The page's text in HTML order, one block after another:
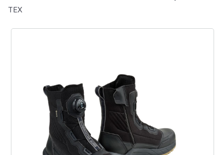
TEX